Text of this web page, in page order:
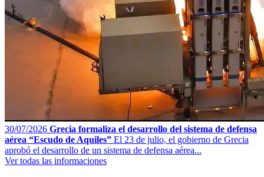
30/07/2026 Grecia formaliza el desarrollo del sistema de defensa
aérea “Escudo de Aquiles” El 23 de julio, el gobierno de Grecia
aprobó el desarrollo de un sistema de defensa aérea...
Ver todas las informaciones